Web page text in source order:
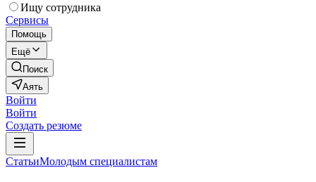
Ищу сотрудника
Сервисы
Помощь
Ещё
Поиск
Аять
Войти
Войти
Создать резюме
СтатьиМолодым специалистам